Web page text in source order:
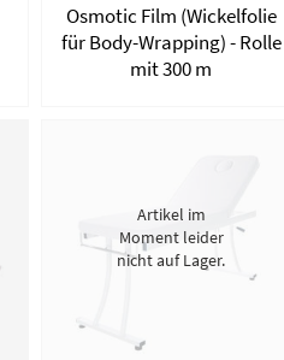
Osmotic Film (Wickelfolie
für Body-Wrapping) - Rolle
mit 300 m
Artikel im
Moment leider
nicht auf Lager.